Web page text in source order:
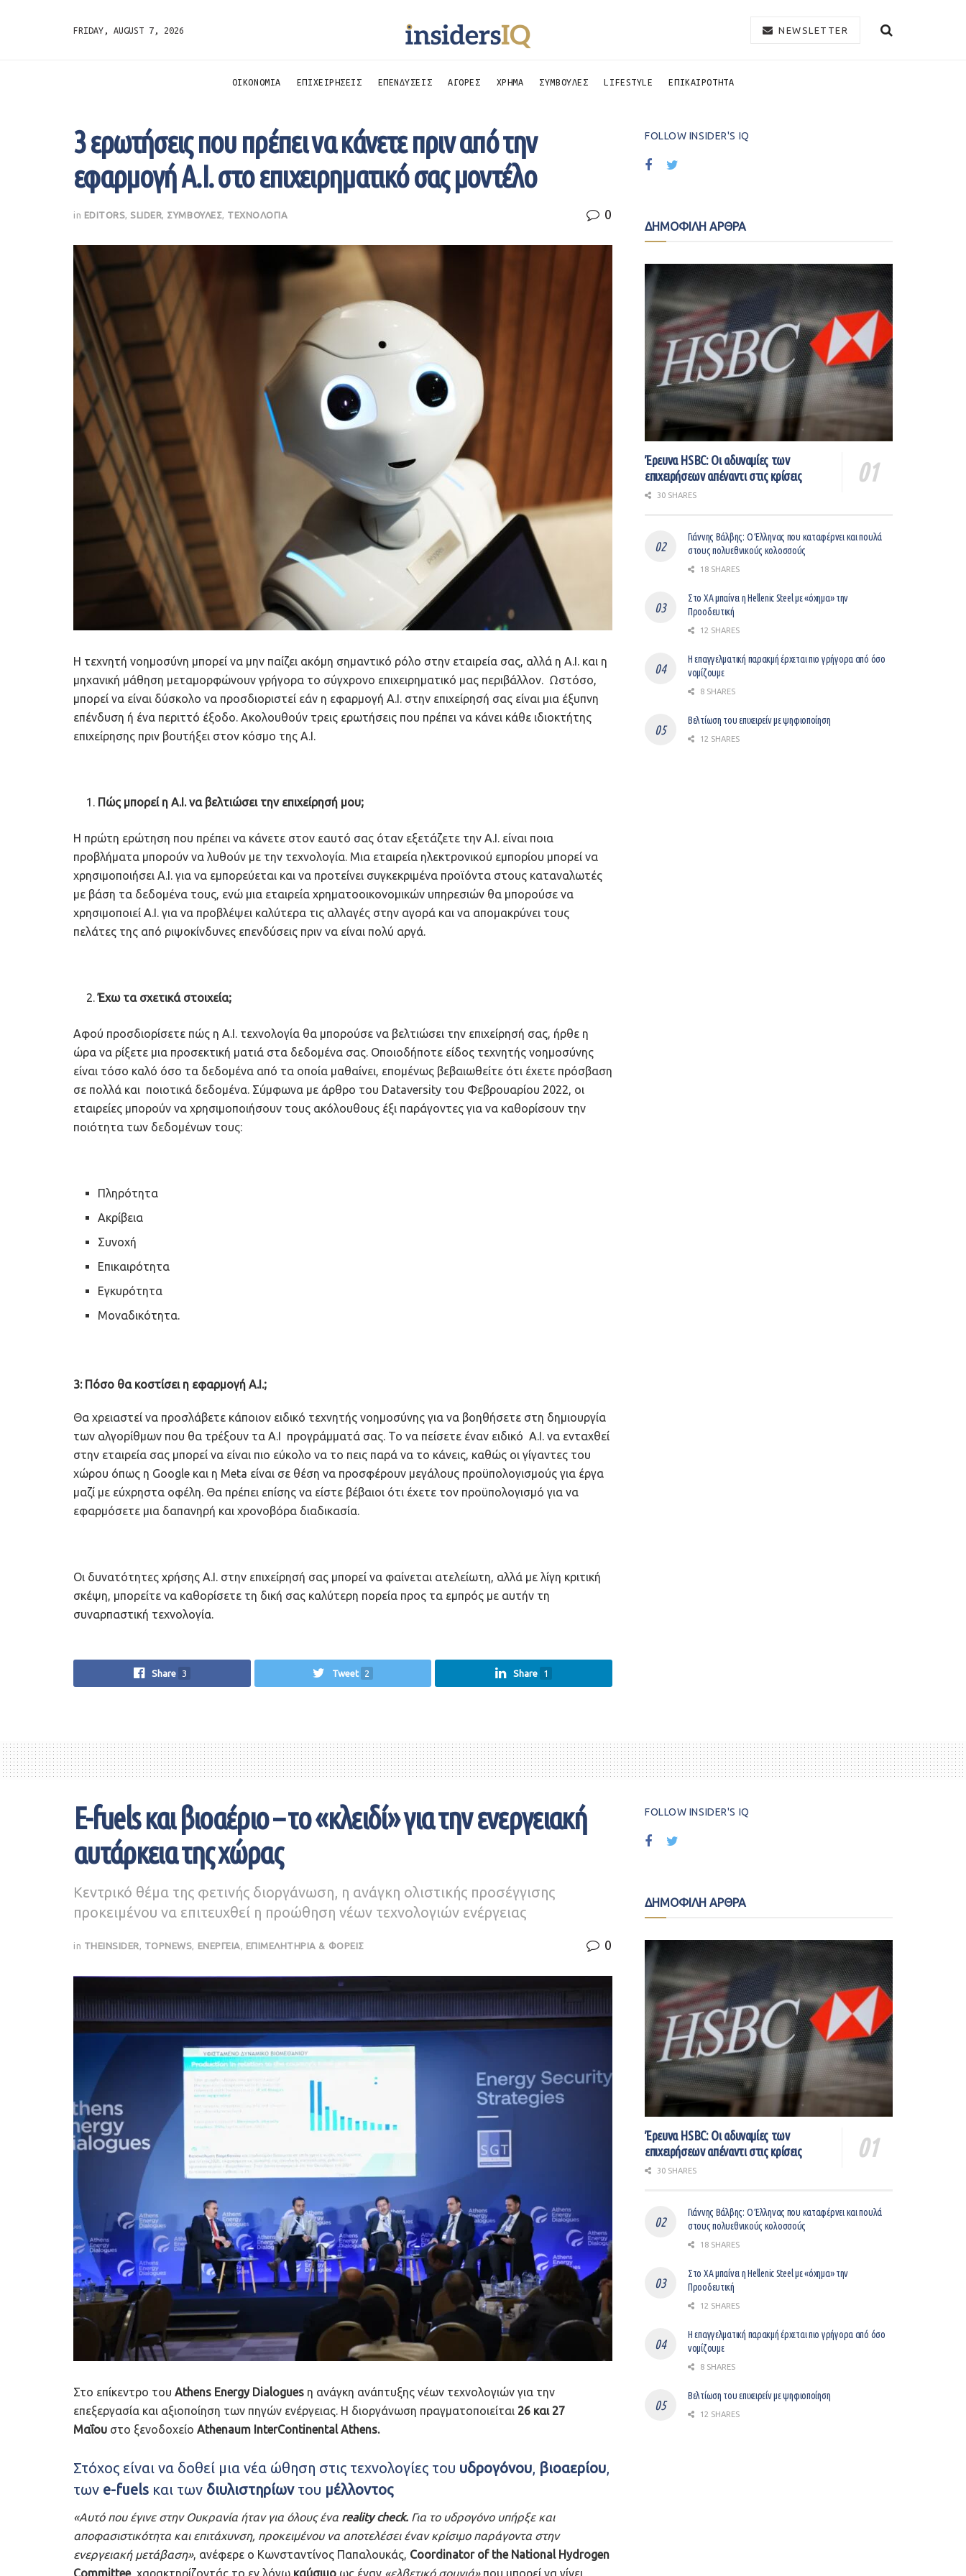
FRIDAY, AUGUST 7, 2026 NEWSLETTER
ΟΙΚΟΝΟΜΙΑ ΕΠΙΧΕΙΡΗΣΕΙΣ ΕΠΕΝΔΥΣΕΙΣ ΑΓΟΡΕΣ ΧΡΗΜΑ ΣΥΜΒΟΥΛΕΣ LIFESTYLE ΕΠΙΚΑΙΡΟΤΗΤΑ
3 ερωτήσεις που πρέπει να κάνετε πριν από την
εφαρμογή A.I. στο επιχειρηματικό σας μοντέλο
in EDITORS SLIDER ΣΥΜΒΟΥΛΕΣ ΤΕΧΝΟΛΟΓΙΑ 0
Η τεχνητή νοημοσύνη μπορεί να μην παίζει ακόμη σημαντικό ρόλο στην εταιρεία σας, αλλά η A.I. και η
μηχανική μάθηση μεταμορφώνουν γρήγορα το σύγχρονο επιχειρηματικό μας περιβάλλον. Ωστόσο,
μπορεί να είναι δύσκολο να προσδιοριστεί εάν η εφαρμογή A.I. στην επιχείρησή σας είναι μια έξυπνη
επένδυση ή ένα περιττό έξοδο. Ακολουθούν τρεις ερωτήσεις που πρέπει να κάνει κάθε ιδιοκτήτης
επιχείρησης πριν βουτήξει στον κόσμο της A.I.
Πώς μπορεί η Α.Ι. να βελτιώσει την επιχείρησή μου;
Η πρώτη ερώτηση που πρέπει να κάνετε στον εαυτό σας όταν εξετάζετε την A.I. είναι ποια
προβλήματα μπορούν να λυθούν με την τεχνολογία. Μια εταιρεία ηλεκτρονικού εμπορίου μπορεί να
χρησιμοποιήσει A.I. για να εμπορεύεται και να προτείνει συγκεκριμένα προϊόντα στους καταναλωτές
με βάση τα δεδομένα τους, ενώ μια εταιρεία χρηματοοικονομικών υπηρεσιών θα μπορούσε να
χρησιμοποιεί A.I. για να προβλέψει καλύτερα τις αλλαγές στην αγορά και να απομακρύνει τους
πελάτες της από ριψοκίνδυνες επενδύσεις πριν να είναι πολύ αργά.
Έχω τα σχετικά στοιχεία;
Αφού προσδιορίσετε πώς η A.I. τεχνολογία θα μπορούσε να βελτιώσει την επιχείρησή σας, ήρθε η
ώρα να ρίξετε μια προσεκτική ματιά στα δεδομένα σας. Οποιοδήποτε είδος τεχνητής νοημοσύνης
είναι τόσο καλό όσο τα δεδομένα από τα οποία μαθαίνει, επομένως βεβαιωθείτε ότι έχετε πρόσβαση
σε πολλά και ποιοτικά δεδομένα. Σύμφωνα με άρθρο του Dataversity του Φεβρουαρίου 2022, οι
εταιρείες μπορούν να χρησιμοποιήσουν τους ακόλουθους έξι παράγοντες για να καθορίσουν την
ποιότητα των δεδομένων τους:
Πληρότητα
Ακρίβεια
Συνοχή
Επικαιρότητα
Εγκυρότητα
Μοναδικότητα.
3: Πόσο θα κοστίσει η εφαρμογή A.I.;
Θα χρειαστεί να προσλάβετε κάποιον ειδικό τεχνητής νοημοσύνης για να βοηθήσετε στη δημιουργία
των αλγορίθμων που θα τρέξουν τα A.I προγράμματά σας. Το να πείσετε έναν ειδικό A.I. να ενταχθεί
στην εταιρεία σας μπορεί να είναι πιο εύκολο να το πεις παρά να το κάνεις, καθώς οι γίγαντες του
χώρου όπως η Google και η Meta είναι σε θέση να προσφέρουν μεγάλους προϋπολογισμούς για έργα
μαζί με εύχρηστα οφέλη. Θα πρέπει επίσης να είστε βέβαιοι ότι έχετε τον προϋπολογισμό για να
εφαρμόσετε μια δαπανηρή και χρονοβόρα διαδικασία.
Οι δυνατότητες χρήσης A.I. στην επιχείρησή σας μπορεί να φαίνεται ατελείωτη, αλλά με λίγη κριτική
σκέψη, μπορείτε να καθορίσετε τη δική σας καλύτερη πορεία προς τα εμπρός με αυτήν τη
συναρπαστική τεχνολογία.
Share 3 Tweet 2 Share 1
FOLLOW INSIDER'S IQ
ΔΗΜΟΦΙΛΗ ΑΡΘΡΑ
Έρευνα HSBC: Οι αδυναμίες των
επιχειρήσεων απέναντι στις κρίσεις
30 SHARES
Γιάννης Βάλβης: O Έλληνας που καταφέρνει και πουλά
στους πολυεθνικούς κολοσσούς
18 SHARES
Στο ΧΑ μπαίνει η Hellenic Steel με «όχημα» την
Προοδευτική
12 SHARES
Η επαγγελματική παρακμή έρχεται πιο γρήγορα από όσο
νομίζουμε
8 SHARES
Βελτίωση του επιχειρείν με ψηφιοποίηση
12 SHARES
E-fuels και βιοαέριο – το «κλειδί» για την ενεργειακή
αυτάρκεια της χώρας
Κεντρικό θέμα της φετινής διοργάνωση, η ανάγκη ολιστικής προσέγγισης
προκειμένου να επιτευχθεί η προώθηση νέων τεχνολογιών ενέργειας
in THEINSIDER TOPNEWS ΕΝΕΡΓΕΙΑ ΕΠΙΜΕΛΗΤΗΡΙΑ & ΦΟΡΕΙΣ 0
Στο επίκεντρο του Athens Energy Dialogues η ανάγκη ανάπτυξης νέων τεχνολογιών για την
επεξεργασία και αξιοποίηση των πηγών ενέργειας. Η διοργάνωση πραγματοποιείται 26 και 27
Μαΐου στο ξενοδοχείο Athenaum InterContinental Athens.
Στόχος είναι να δοθεί μια νέα ώθηση στις τεχνολογίες του υδρογόνου, βιοαερίου,
των e-fuels και των διυλιστηρίωντου μέλλοντος
«Αυτό που έγινε στην Ουκρανία ήταν για όλους ένα reality check. Για το υδρογόνο υπήρξε και
αποφασιστικότητα και επιτάχυνση, προκειμένου να αποτελέσει έναν κρίσιμο παράγοντα στην
ενεργειακή μετάβαση», ανέφερε o Κωνσταντίνος Παπαλουκάς, Coordinator of the National Hydrogen
Committee, χαρακτηρίζοντάς το εν λόγω καύσιμο ως έναν «ελβετικό σουγιά»που μπορεί να γίνει
FOLLOW INSIDER'S IQ
ΔΗΜΟΦΙΛΗ ΑΡΘΡΑ
Έρευνα HSBC: Οι αδυναμίες των
επιχειρήσεων απέναντι στις κρίσεις
30 SHARES
Γιάννης Βάλβης: O Έλληνας που καταφέρνει και πουλά
στους πολυεθνικούς κολοσσούς
18 SHARES
Στο ΧΑ μπαίνει η Hellenic Steel με «όχημα» την
Προοδευτική
12 SHARES
Η επαγγελματική παρακμή έρχεται πιο γρήγορα από όσο
νομίζουμε
8 SHARES
Βελτίωση του επιχειρείν με ψηφιοποίηση
12 SHARES